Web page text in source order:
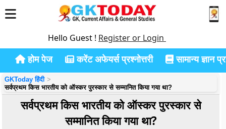
Hello Guest ! Register or Login
होम पेज करेंट अफेयर्स प्रश्नोत्तरी सामान्य ज्ञान
GKToday हिंदी
सर्वप्रथम किस भारतीय को ऑस्कर पुरस्कार से सम्मानित किया गया था?
सर्वप्रथम किस भारतीय को ऑस्कर पुरस्कार से
सम्मानित किया गया था?